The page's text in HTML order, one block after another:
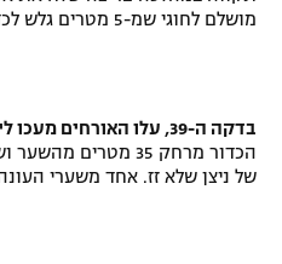
מושלם לחוגי שמ-5 מטרים גלש לכדור ופיספס את המסגרת.
בדקה ה-39, עלו האורחים מעכו ליתרון 0:1.
הכדור מרחק 35
של ניצן שלא זז. אחד משערי